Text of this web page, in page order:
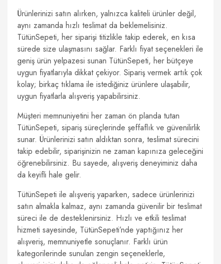
Ürünlerinizi satın alırken, yalnızca kaliteli ürünler değil,
aynı zamanda hızlı teslimat da beklemelisiniz.
TütünSepeti, her siparişi titizlikle takip ederek, en kısa
sürede size ulaşmasını sağlar. Farklı fiyat seçenekleri ile
geniş ürün yelpazesi sunan TütünSepeti, her bütçeye
uygun fiyatlarıyla dikkat çekiyor. Sipariş vermek artık çok
kolay; birkaç tıklama ile istediğiniz ürünlere ulaşabilir,
uygun fiyatlarla alışveriş yapabilirsiniz.
Müşteri memnuniyetini her zaman ön planda tutan
TütünSepeti, sipariş süreçlerinde şeffaflık ve güvenilirlik
sunar. Ürünlerinizi satın aldıktan sonra, teslimat sürecini
takip edebilir, siparişinizin ne zaman kapınıza geleceğini
öğrenebilirsiniz. Bu sayede, alışveriş deneyiminiz daha
da keyifli hale gelir.
TütünSepeti ile alışveriş yaparken, sadece ürünlerinizi
satın almakla kalmaz, aynı zamanda güvenilir bir teslimat
süreci ile de desteklenirsiniz. Hızlı ve etkili teslimat
hizmeti sayesinde, TütünSepeti’nde yaptığınız her
alışveriş, memnuniyetle sonuçlanır. Farklı ürün
kategorilerinde sunulan zengin seçeneklerle,